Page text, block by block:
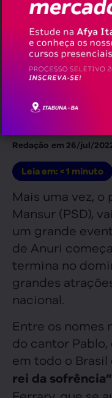
Nos três dias de
Ferrary vão agitar
Redação em 26/jul/
Leia em: < 1 minuto
Mais uma vez,
Mansur (PSD),
um grande
de Anuri
termina no
grandes
nacional.
Entre os nomes
do cantor
em todo o
rei da sofrência”